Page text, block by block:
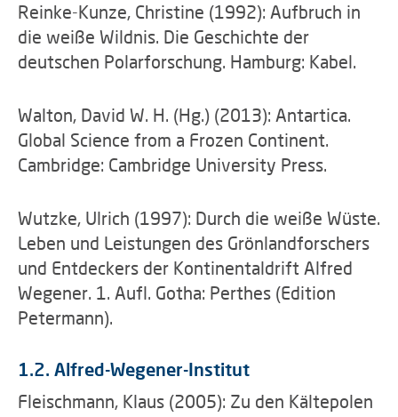
Reinke-Kunze, Christine (1992): Aufbruch in
die weiße Wildnis. Die Geschichte der
deutschen Polarforschung. Hamburg: Kabel.
Walton, David W. H. (Hg.) (2013): Antartica.
Global Science from a Frozen Continent.
Cambridge: Cambridge University Press.
Wutzke, Ulrich (1997): Durch die weiße Wüste.
Leben und Leistungen des Grönlandforschers
und Entdeckers der Kontinentaldrift Alfred
Wegener. 1. Aufl. Gotha: Perthes (Edition
Petermann).
1.2. Alfred-Wegener-Institut
Fleischmann, Klaus (2005): Zu den Kältepolen